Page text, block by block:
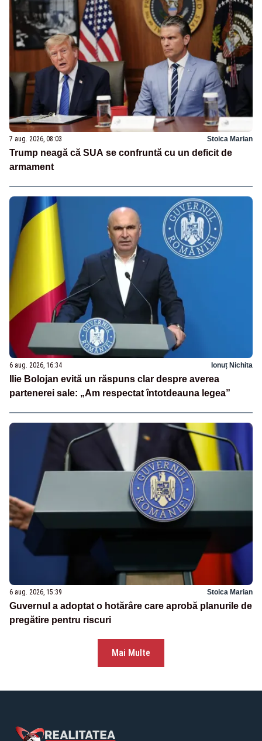
7 aug. 2026, 08:03 Stoica Marian
Trump neagă că SUA se confruntă cu un deficit de
armament
6 aug. 2026, 16:34 Ionuț Nichita
Ilie Bolojan evită un răspuns clar despre averea
partenerei sale: „Am respectat întotdeauna legea”
6 aug. 2026, 15:39 Stoica Marian
Guvernul a adoptat o hotărâre care aprobă planurile de
pregătire pentru riscuri
Mai Multe